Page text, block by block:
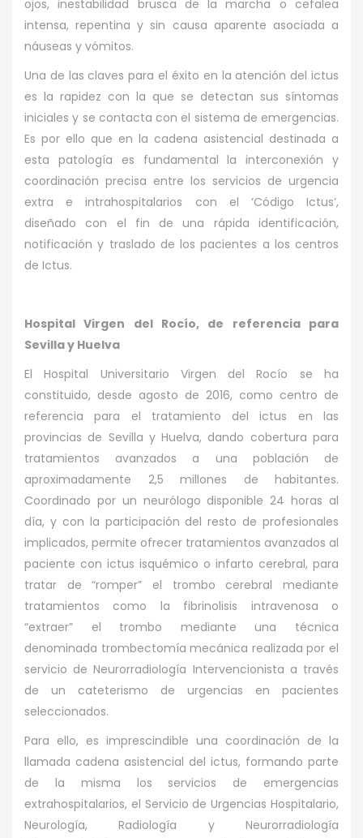
ojos, inestabilidad brusca de la marcha o cefalea
intensa, repentina y sin causa aparente asociada a
náuseas y vómitos.
Una de las claves para el éxito en la atención del ictus
es la rapidez con la que se detectan sus síntomas
iniciales y se contacta con el sistema de emergencias.
Es por ello que en la cadena asistencial destinada a
esta patología es fundamental la interconexión y
coordinación precisa entre los servicios de urgencia
extra e intrahospitalarios con el ‘Código Ictus’,
diseñado con el fin de una rápida identificación,
notificación y traslado de los pacientes a los centros
de Ictus.
Hospital Virgen del Rocío, de referencia para
Sevilla y Huelva
El Hospital Universitario Virgen del Rocío se ha
constituido, desde agosto de 2016, como centro de
referencia para el tratamiento del ictus en las
provincias de Sevilla y Huelva, dando cobertura para
tratamientos avanzados a una población de
aproximadamente 2,5 millones de habitantes.
Coordinado por un neurólogo disponible 24 horas al
día, y con la participación del resto de profesionales
implicados, permite ofrecer tratamientos avanzados al
paciente con ictus isquémico o infarto cerebral, para
tratar de “romper” el trombo cerebral mediante
tratamientos como la fibrinolisis intravenosa o
“extraer” el trombo mediante una técnica
denominada trombectomía mecánica realizada por el
servicio de Neurorradiología Intervencionista a través
de un cateterismo de urgencias en pacientes
seleccionados.
Para ello, es imprescindible una coordinación de la
llamada cadena asistencial del ictus, formando parte
de la misma los servicios de emergencias
extrahospitalarios, el Servicio de Urgencias Hospitalario,
Neurología, Radiología y Neurorradiología